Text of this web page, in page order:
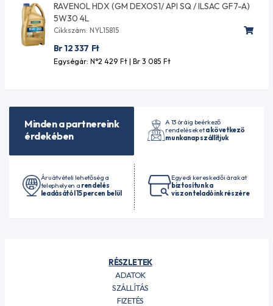
RAVENOL HDX (GM DEXOS1/ API SQ / ILSAC GF7-A)
5W30 4L
Cikkszám: NYL15815
Br 12 337 Ft
Egységár: N°2 429 Ft| Br 3 085 Ft
Minden a partnereink
érdekében
A 13 óráig beérkező
rendeléseketa következő
munkanap szállítjuk
Áruátvételi lehetőség a
telephelyen a rendelés
leadásától 15 percen belül
Egyedi kereskedői árakat
biztosítunk a
viszonteladóink részére
RÉSZLETEK
ADATOK
SZÁLLÍTÁS
FIZETÉS